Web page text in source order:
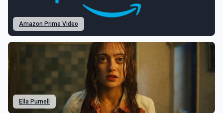
Amazon Prime Video
Ella Purnell